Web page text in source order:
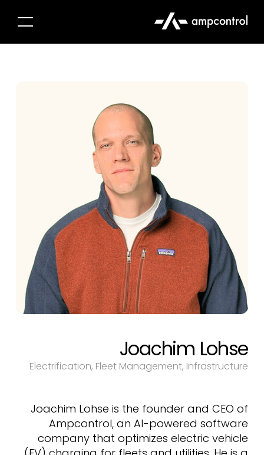
Joachim Lohse
Electrification, Fleet Management, Infrastructure
Joachim Lohse is the founder and CEO of
Ampcontrol, an AI-powered software
company that optimizes electric vehicle